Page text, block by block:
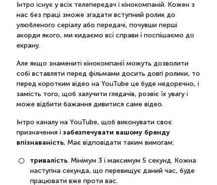
Інтро існує у всіх телепередач і кінокомпаній. Кожен з
нас без праці зможе згадати вступний ролик до
улюбленого серіалу або передачі, почувши перші
акорди якого, ми кидаємо всі справи і поспішаємо до
екрану.
Але якщо знамениті кінокомпанії можуть дозволити
собі вставляти перед фільмами досить довгі ролики, то
перед коротким відео на YouTube це буде недоречно, і
замість того, щоб залучити глядачів, розвіє їх увагу і
може відбити бажання дивитися саме відео.
Інтро каналу на YouTube, щоб виконувати своє
призначення і забезпечувати вашому бренду
впізнаваність, Має відповідати таким вимогам:
тривалість. Мінімум 3 і максимум 5 секунд. Кожна
наступна секунда, що перевищує даний час, буде
працювати вже проти вас.